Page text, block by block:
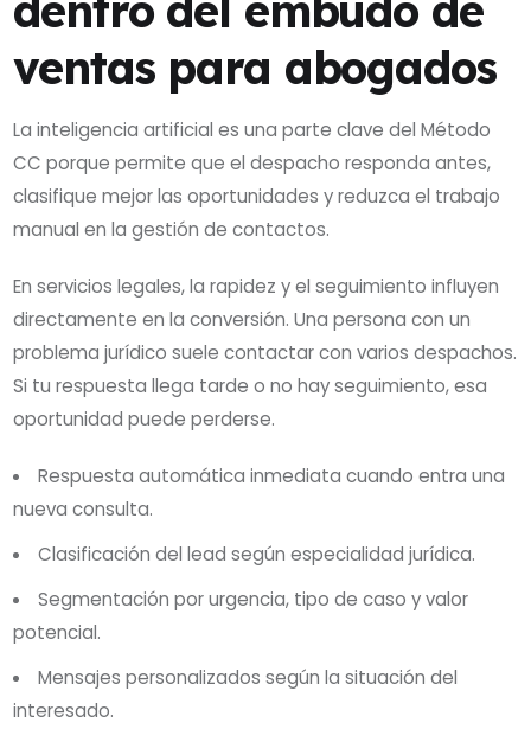
ventas para abogados
La inteligencia artificial es una parte clave del Método
CC porque permite que el despacho responda antes,
clasifique mejor las oportunidades y reduzca el trabajo
manual en la gestión de contactos.
En servicios legales, la rapidez y el seguimiento influyen
directamente en la conversión. Una persona con un
problema jurídico suele contactar con varios despachos.
Si tu respuesta llega tarde o no hay seguimiento, esa
oportunidad puede perderse.
Respuesta automática inmediata cuando entra una
nueva consulta.
Clasificación del lead según especialidad jurídica.
Segmentación por urgencia, tipo de caso y valor
potencial.
Mensajes personalizados según la situación del
interesado.